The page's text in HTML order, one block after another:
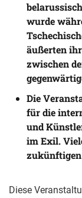
wurde
äußerten
zwischen
Die
für die
und
im Exil.
Diese